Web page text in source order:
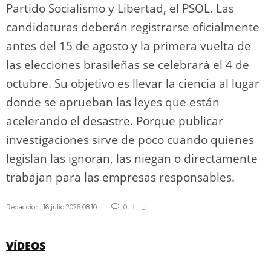
Partido Socialismo y Libertad, el PSOL. Las
candidaturas deberán registrarse oficialmente
antes del 15 de agosto y la primera vuelta de
las elecciones brasileñas se celebrará el 4 de
octubre. Su objetivo es llevar la ciencia al lugar
donde se aprueban las leyes que están
acelerando el desastre. Porque publicar
investigaciones sirve de poco cuando quienes
legislan las ignoran, las niegan o directamente
trabajan para las empresas responsables.
Redaccion, 16 julio 2026 08:10 0
VÍDEOS